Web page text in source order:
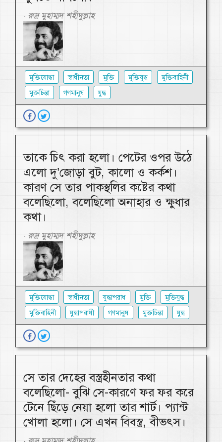
- রুদ্র মুহাম্মদ শহীদুল্লাহ
মুক্তিযোদ্ধা স্বাধীনতা মুক্তি মুক্তিযুদ্ধ
মুক্তিবাহিনী
মুক্তচিন্তা
গণমানুষ যুদ্ধ
তাকে চিৎ করা হলো। পেটের ওপর উঠে
এলো দু’জোড়া বুট, কালো ও কর্কশ।
কারণ সে তার পাকস্থলির কষ্টের কথা
বলেছিলো, বলেছিলো অনাহার ও ক্ষুধার
কথা।
- রুদ্র মুহাম্মদ শহীদুল্লাহ
মুক্তিযোদ্ধা স্বাধীনতা যুদ্ধাপরাধ মুক্তি
মুক্তিযুদ্ধ
মুক্তিবাহিনী
যুদ্ধাপরাধী গণমানুষ মুক্তচিন্তা যুদ্ধ
সে তার দেহের বস্ত্রহীনতার কথা
বলেছিলো- বুঝি সে-কারণে ফর ফর করে
টেনে ছিঁড়ে নেয়া হলো তার শার্ট। প্যান্ট
খোলা হলো। সে এখন বিবস্ত্র, বীভৎস।